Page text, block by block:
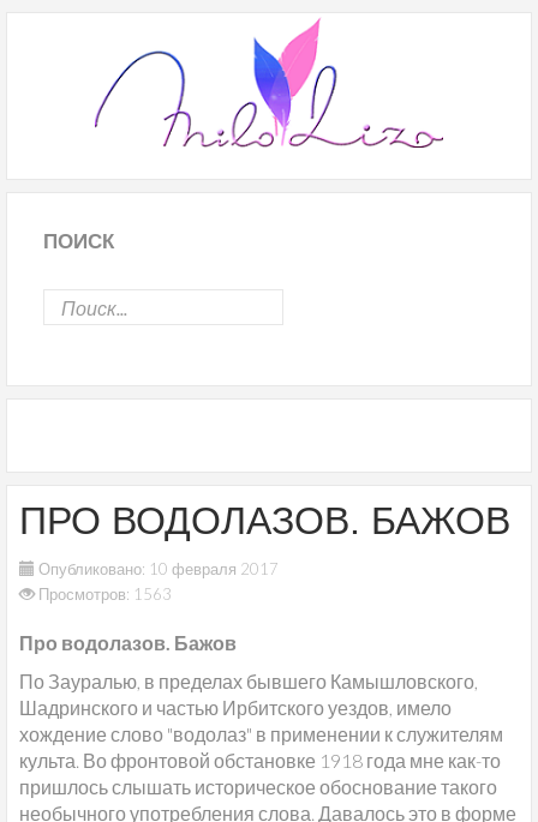
ПОИСК
ПРО ВОДОЛАЗОВ. БАЖОВ
Опубликовано: 10 февраля 2017
Просмотров: 1563
Про водолазов. Бажов
По Зауралью, в пределах бывшего Камышловского,
Шадринского и частью Ирбитского уездов, имело
хождение слово "водолаз" в применении к служителям
культа. Во фронтовой обстановке 1918 года мне как-то
пришлось слышать историческое обоснование такого
необычного употребления слова. Давалось это в форме